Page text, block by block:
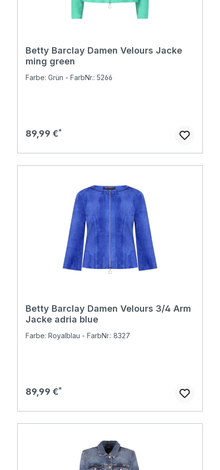
Betty Barclay Damen Velours Jacke
ming green
Farbe: Grün - FarbNr.: 5266
Regulärer Preis:
89,99 €
Betty Barclay Damen Velours 3/4 Arm
Jacke adria blue
Farbe: Royalblau - FarbNr.: 8327
Regulärer Preis:
89,99 €